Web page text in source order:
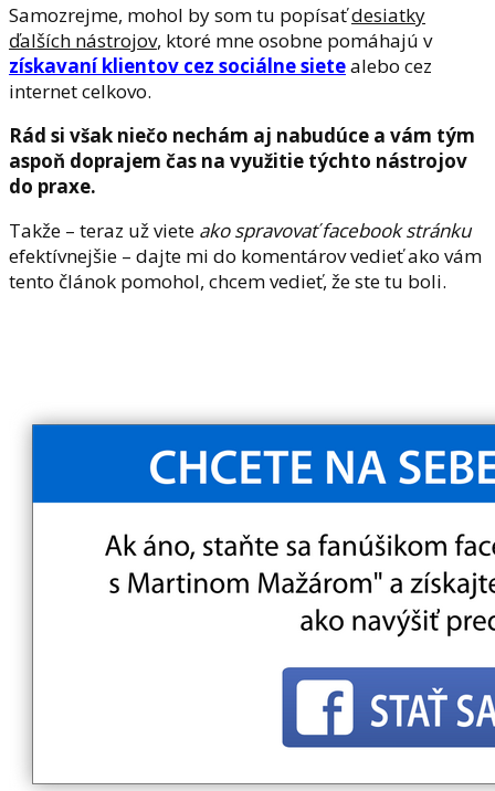
Samozrejme, mohol by som tu popísaťdesiatky
ďalších nástrojov, ktoré mne osobne pomáhajú v
získavaní klientov cez sociálne sietealebo cez
internet celkovo.
Rád si však niečo nechám aj nabudúce a vám tým
aspoň doprajem čas na využitie týchto nástrojov
do praxe.
Takže – teraz už viete ako spravovať facebook stránku
efektívnejšie – dajte mi do komentárov vedieť ako vám
tento článok pomohol, chcem vedieť, že ste tu boli.